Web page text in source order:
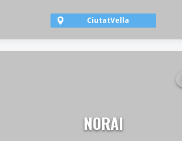
CiutatVella
NORAI